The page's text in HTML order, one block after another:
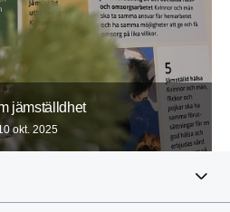
jämställdhet
okt. 2025